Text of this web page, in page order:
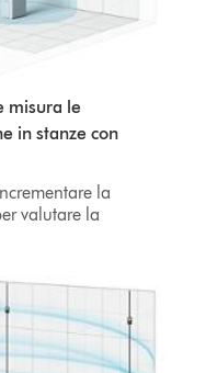
misura le
in stanze con
la
valutare la